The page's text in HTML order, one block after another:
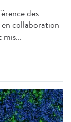
des
collaboration